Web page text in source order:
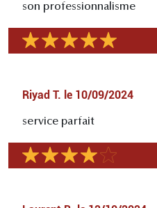
son professionnalisme
Riyad T. le 10/09/2024
service parfait